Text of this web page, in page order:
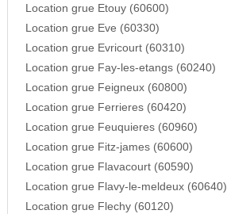
Location grue Etouy (60600)
Location grue Eve (60330)
Location grue Evricourt (60310)
Location grue Fay-les-etangs (60240)
Location grue Feigneux (60800)
Location grue Ferrieres (60420)
Location grue Feuquieres (60960)
Location grue Fitz-james (60600)
Location grue Flavacourt (60590)
Location grue Flavy-le-meldeux (60640)
Location grue Flechy (60120)